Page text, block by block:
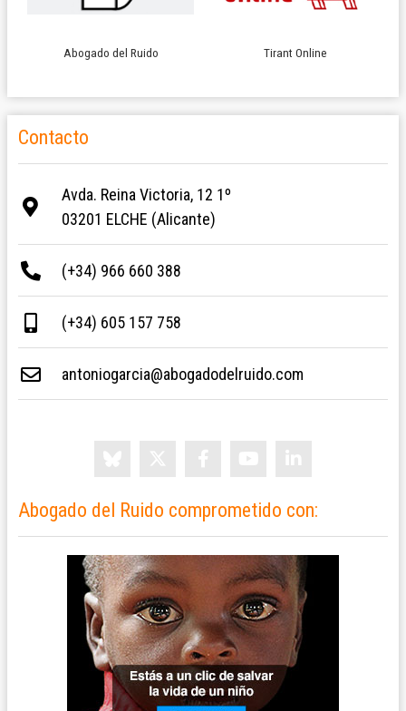
Abogado del Ruido Tirant Online
Contacto
Avda. Reina Victoria, 12 1º
03201 ELCHE (Alicante)
(+34) 966 660 388
(+34) 605 157 758
antoniogarcia@abogadodelruido.com
Abogado del Ruido comprometido con: